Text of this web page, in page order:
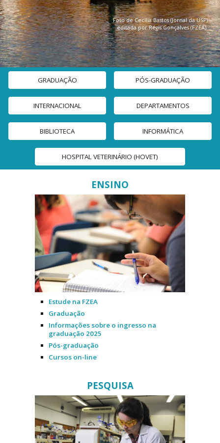
Foto de Cecília Bastos (Jornal da USP)
editada por Régis Gonçalves (FZEA)
GRADUAÇÃO PÓS-GRADUAÇÃO
INTERNACIONAL DEPARTAMENTOS
BIBLIOTECA INFORMÁTICA
HOSPITAL VETERINÁRIO (HOVET)
ENSINO
Estude na FZEA
Graduação
Informações sobre o ingresso na
graduação 2025
Pós-graduação
Cursos on-line
PESQUISA